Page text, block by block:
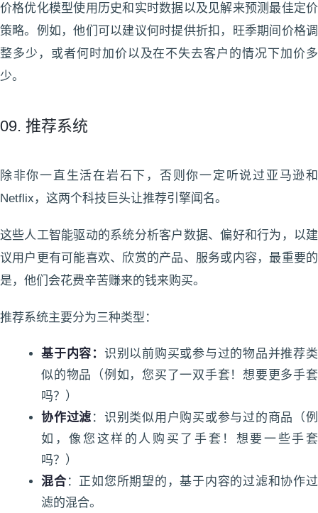
价格优化模型使用历史和实时数据以及见解来预测最佳定价
策略。例如，他们可以建议何时提供折扣，旺季期间价格调
整多少，或者何时加价以及在不失去客户的情况下加价多
少。
09. 推荐系统
除非你一直生活在岩石下，否则你一定听说过亚马逊和
Netflix，这两个科技巨头让推荐引擎闻名。
这些人工智能驱动的系统分析客户数据、偏好和行为，以建
议用户更有可能喜欢、欣赏的产品、服务或内容，最重要的
是，他们会花费辛苦赚来的钱来购买。
推荐系统主要分为三种类型：
基于内容： 识别以前购买或参与过的物品并推荐类
似的物品（例如，您买了一双手套！想要更多手套
吗？）
协作过滤 ：识别类似用户购买或参与过的商品（例
如，像您这样的人购买了手套！想要一些手套
吗？）
混合 ：正如您所期望的，基于内容的过滤和协作过
滤的混合。